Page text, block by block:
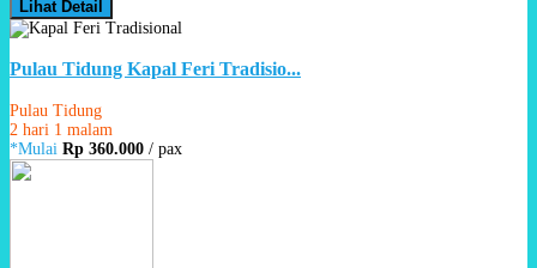
Lihat Detail
Pulau Tidung Kapal Feri Tradisio...
Pulau Tidung
2 hari 1 malam
*Mulai Rp 360.000 / pax